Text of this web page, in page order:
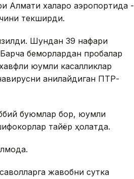
Алмати халқаро аэропортида -
текширди.
Шундан 39 нафари
беморлардан пробалар
юқумли касалликлар
аниқлайдиган ПТР-
буюмлар бор, юқумли
тайёр ҳолатда.
жавобни сутка